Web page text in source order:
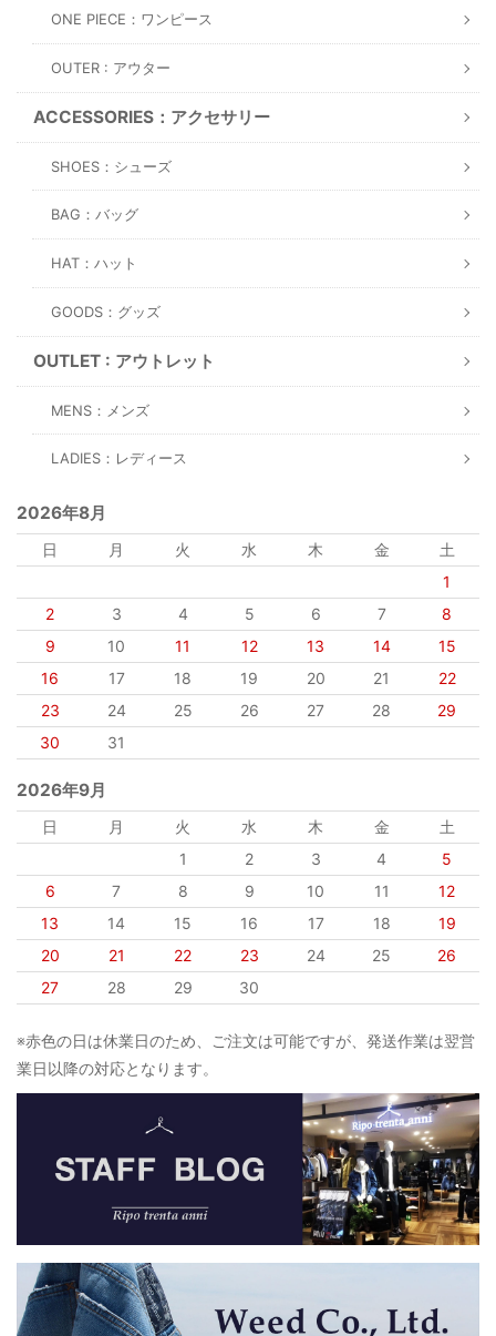
ONE PIECE：ワンピース
OUTER : アウター
ACCESSORIES：アクセサリー
SHOES：シューズ
BAG：バッグ
HAT：ハット
GOODS：グッズ
OUTLET : アウトレット
MENS：メンズ
LADIES：レディース
2026年8月
日 月 火 水 木 金
土
1
2
3 4 5 6 7
8
9
10 11 12 13 14
15
16
17 18 19 20 21
22
23
24 25 26 27 28
29
30
31
2026年9月
日 月 火 水 木 金
土
1
2 3 4
5
6
7 8 9 10 11
12
13
14 15 16 17 18
19
20
21 22 23 24 25
26
27
28 29 30
※赤色の日は休業日のため、ご注文は可能ですが、発送作業は翌営
業日以降の対応となります。